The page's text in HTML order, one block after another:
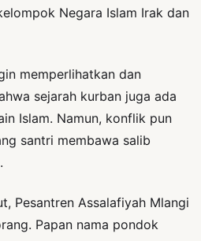
Negara Islam Irak dan
memperlihatkan dan
sejarah kurban juga ada
Islam. Namun, konflik pun
santri membawa salib
Pesantren Assalafiyah Mlangi
Papan nama pondok